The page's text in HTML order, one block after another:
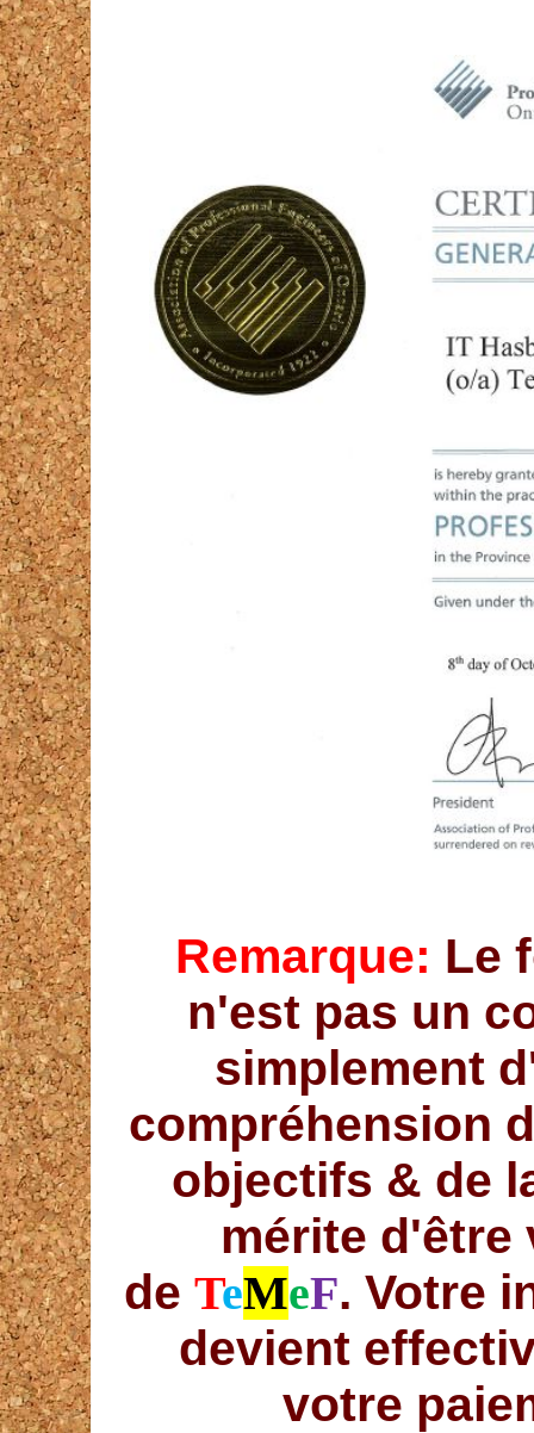
Remarque: Le
n'est pas un
simplement
compréhension
objectifs & de
mérite d'être
de TeMeF. Votre
devient
votre